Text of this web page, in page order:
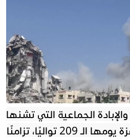
الجماعية التي تشنها
"إسرائيل" على قطاع غزة يومها الـ 209 تواليًا، تزامنًا